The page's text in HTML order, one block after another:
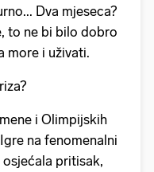
Dva mjeseca?
to ne bi bilo dobro
more i uživati.
i Olimpijskih
na fenomenalni
osjećala pritisak,